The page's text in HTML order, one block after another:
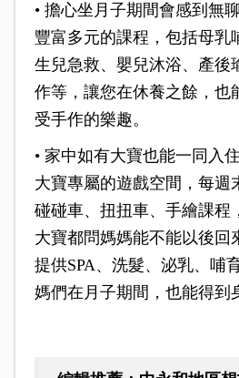
• 擔心坐月子期間會感到無
豐富多元的課程，包括母乳
生兒急救、嬰兒沐浴、產後
作等，讓您在休養之餘，也
受手作的樂趣。
• 家中如有大寶也能一同入
大寶專屬的遊戲空間，每週
碰碰車、扭扭車、手繪課程
大寶都問媽媽能不能以後回
提供SPA、洗髮、泌乳、哺
媽們在月子期間，也能得到